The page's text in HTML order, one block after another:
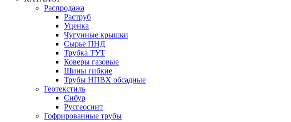
Распродажа
Раструб
Уценка
Чугунные крышки
Сырье ПНД
Трубка ТУТ
Коверы газовые
Шины гибкие
Трубы НПВХ обсадные
Геотекстиль
Сибур
Русгеосинт
Гофрированные трубы